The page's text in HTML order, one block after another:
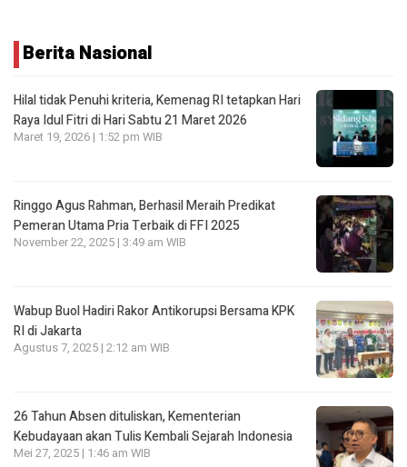
Berita Nasional
Hilal tidak Penuhi kriteria, Kemenag RI tetapkan Hari
Raya Idul Fitri di Hari Sabtu 21 Maret 2026
Maret 19, 2026 | 1:52 pm WIB
Ringgo Agus Rahman, Berhasil Meraih Predikat
Pemeran Utama Pria Terbaik di FFI 2025
November 22, 2025 | 3:49 am WIB
Wabup Buol Hadiri Rakor Antikorupsi Bersama KPK
RI di Jakarta
Agustus 7, 2025 | 2:12 am WIB
26 Tahun Absen dituliskan, Kementerian
Kebudayaan akan Tulis Kembali Sejarah Indonesia
Mei 27, 2025 | 1:46 am WIB